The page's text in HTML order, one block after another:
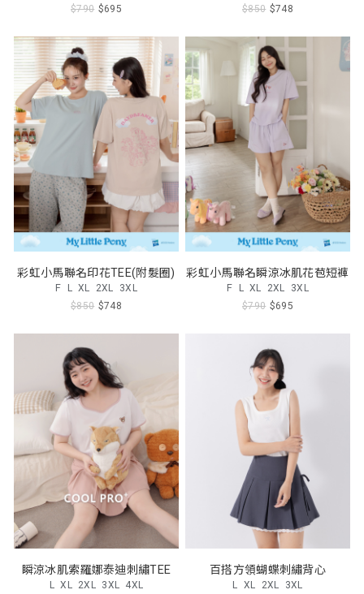
$790 $695
$850 $748
彩虹小馬聯名印花TEE(附髮圈)
F L XL 2XL 3XL
$850 $748
彩虹小馬聯名瞬涼冰肌花苞短褲
F L XL 2XL 3XL
$790 $695
瞬涼冰肌索羅娜泰迪刺繡TEE
L XL 2XL 3XL 4XL
百搭方領蝴蝶刺繡背心
L XL 2XL 3XL